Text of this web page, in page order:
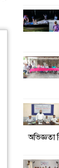
অভিজ্ঞতা